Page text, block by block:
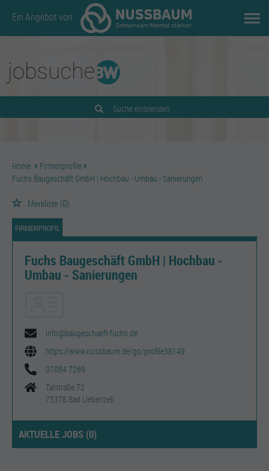
Ein Angebot von
Suche einblenden
Home
Firmenprofile
Fuchs Baugeschäft GmbH | Hochbau - Umbau - Sanierungen
Merkliste (0)
FIRMENPROFIL
Fuchs Baugeschäft GmbH | Hochbau -
Umbau - Sanierungen
info@baugeschaeft-fuchs.de
https://www.nussbaum.de/go/profile38149
07084 7289
Talstraße 72
75378 Bad Liebenzell
AKTUELLE JOBS (0)